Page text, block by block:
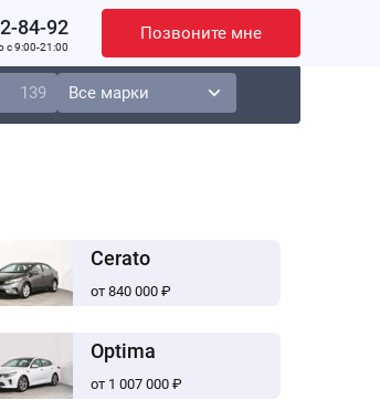
84-92
c 9:00-21:00
Позвоните мне
139
Cerato
от 840 000 ₽
Optima
от 1 007 000 ₽